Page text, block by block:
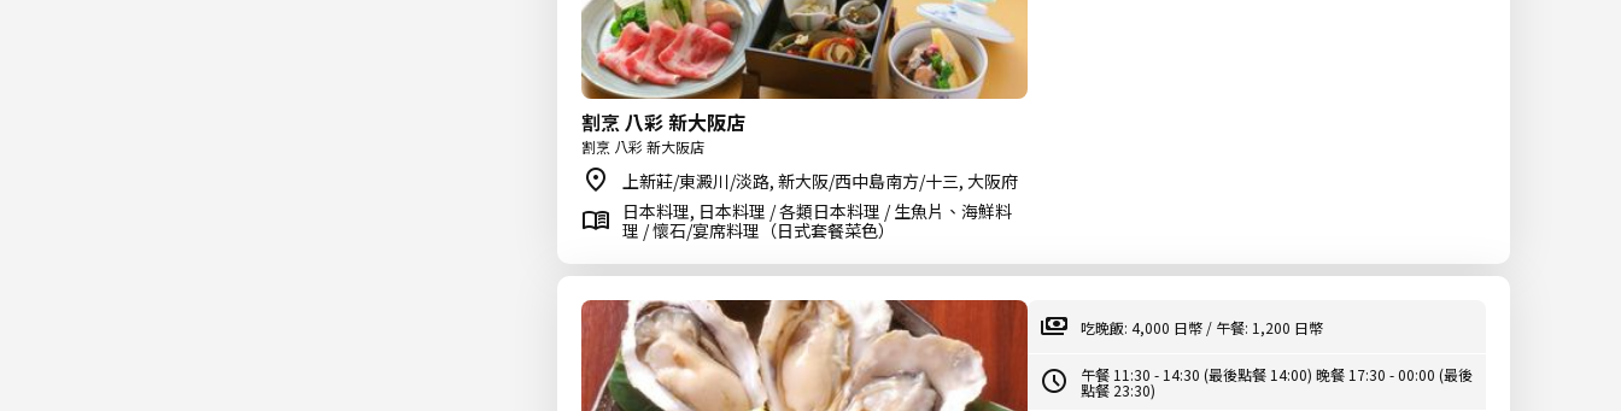
割烹 八彩 新大阪店
割烹 八彩 新大阪店
上新莊/東澱川/淡路, 新大阪/西中島南方/十三, 大阪府
日本料理, 日本料理 / 各類日本料理 / 生魚片、海鮮料
理 / 懷石/宴席料理（日式套餐菜色）
吃晚飯: 4,000 日幣 / 午餐: 1,200 日幣
午餐 11:30 - 14:30 (最後點餐 14:00) 晚餐 17:30 - 00:00 (最後
點餐 23:30)